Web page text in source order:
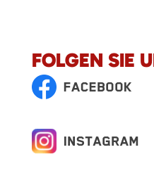
FOLGEN SIE